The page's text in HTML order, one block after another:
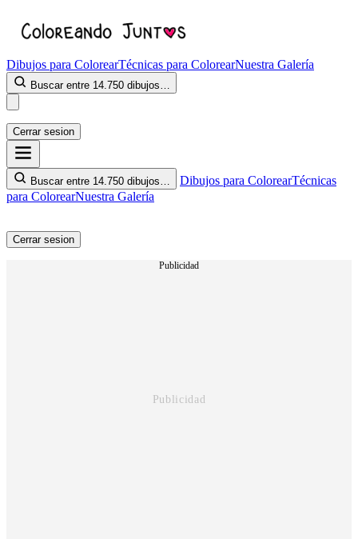
Dibujos para ColorearTécnicas para ColorearNuestra Galería
Buscar entre 14.750 dibujos…
Cerrar sesion
Buscar entre 14.750 dibujos… Dibujos para ColorearTécnicas
para ColorearNuestra Galería
Cerrar sesion
Publicidad